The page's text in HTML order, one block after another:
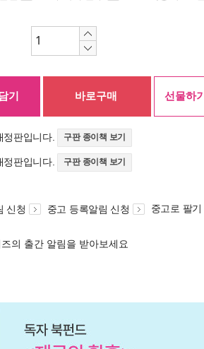
기 바로구매 선물하
정판입니다. 구판 종이책 보기
정판입니다. 구판 종이책 보기
신청 중고 등록알림 신청 중고로 팔기
의 출간 알림을 받아보세요